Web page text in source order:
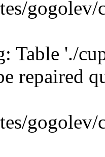
gogolev/
Table './
repaired
gogolev/